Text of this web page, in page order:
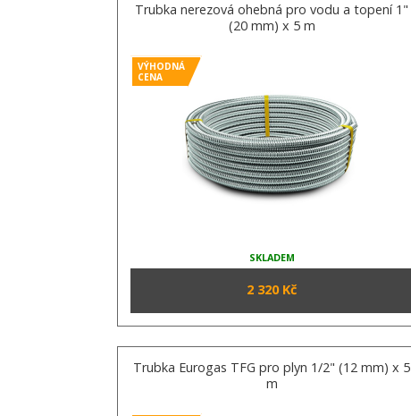
Trubka nerezová ohebná pro vodu a topení 1"
(20 mm) x 5 m
VÝHODNÁ
CENA
SKLADEM
2 320 Kč
Trubka Eurogas TFG pro plyn 1/2" (12 mm) x 5
m